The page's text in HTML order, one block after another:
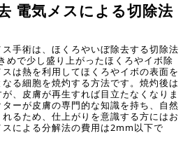
電気メスによる切除法
手術は、ほくろやいぼ除去する切除法
めで少し盛り上がったほくろやイボ除
は熱を利用してほくろやイボの表面を
る細胞を焼灼する方法です。焼灼後は
、皮膚が再生すれば目立たなくなりま
ーが皮膚の専門的な知識を持ち、自然
るため、仕上がりを意識する方にはお
による分解法の費用は2mm以下で